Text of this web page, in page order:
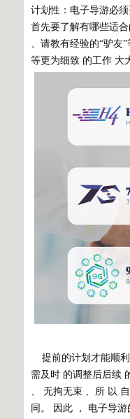
计划性：电子导游必
首先要了解有哪些适
、请教有经验的“驴友
等更为细致 的工作 大
提前的计划才能顺利
需及时 的调整后后续
、 无拘无束 、所 以
同。 因此 ， 电子导